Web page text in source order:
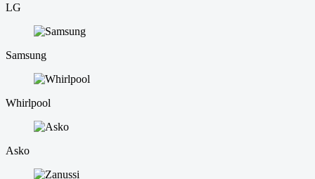
LG
Samsung
Whirlpool
Asko